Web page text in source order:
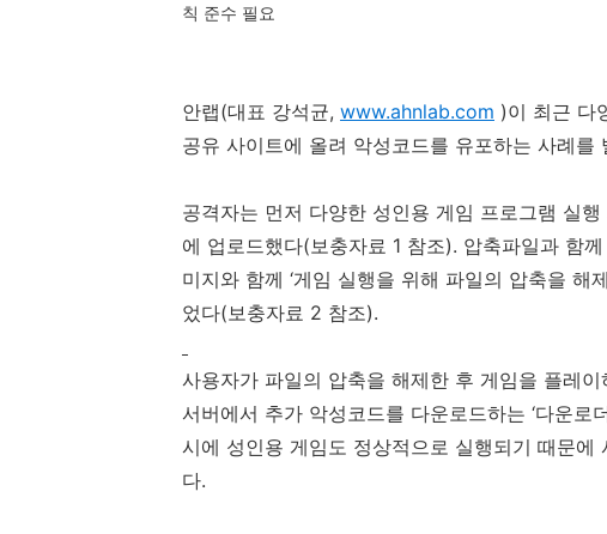
칙 준수 필요
안랩(대표 강석균, www.ahnlab.com )이 최근 다
공유 사이트에 올려 악성코드를 유포하는 사례를
공격자는 먼저 다양한 성인용 게임 프로그램 실
에 업로드했다(보충자료 1 참조). 압축파일과 함
미지와 함께 ‘게임 실행을 위해 파일의 압축을 해
었다(보충자료 2 참조).
사용자가 파일의 압축을 해제한 후 게임을 플레이
서버에서 추가 악성코드를 다운로드하는 ‘다운로
시에 성인용 게임도 정상적으로 실행되기 때문
다.